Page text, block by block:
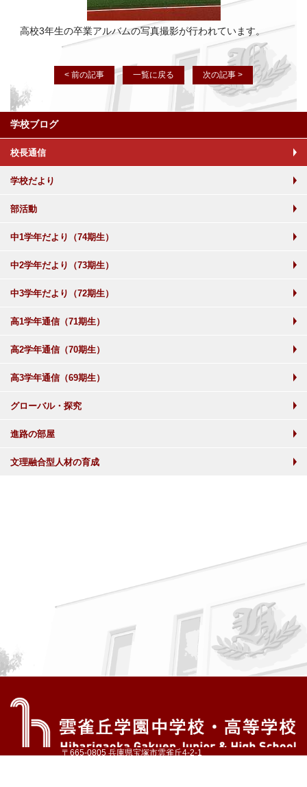
高校3年生の卒業アルバムの写真撮影が行われています。
< 前の記事 一覧に戻る 次の記事 >
学校ブログ
校長通信
学校だより
部活動
中1学年だより（74期生）
中2学年だより（73期生）
中3学年だより（72期生）
高1学年通信（71期生）
高2学年通信（70期生）
高3学年通信（69期生）
グローバル・探究
進路の部屋
文理融合型人材の育成
〒665-0805 兵庫県宝塚市雲雀丘4-2-1